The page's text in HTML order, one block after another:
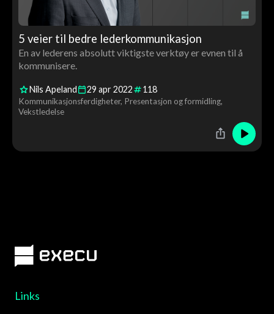
5 veier til bedre lederkommunikasjon
En av lederens absolutt viktigste verktøy er evnen til å
kommunisere.
Nils Apeland 29 apr2022 118
Kommunikasjonsferdigheter Presentasjon og formidling
Vekstledelse
Links